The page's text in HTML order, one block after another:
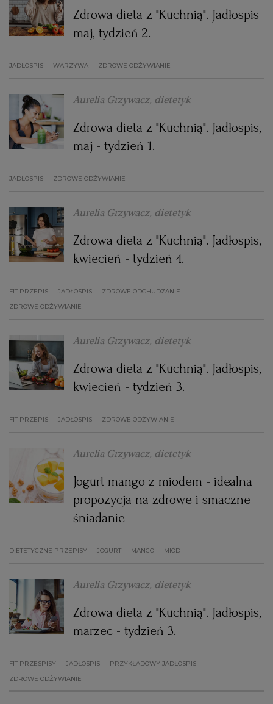
Zdrowa dieta z "Kuchnią". Jadłospis
maj, tydzień 2.
JADŁOSPIS WARZYWA ZDROWE ODŻYWIANIE
Aurelia Grzywacz, dietetyk
Zdrowa dieta z "Kuchnią". Jadłospis,
maj - tydzień 1.
JADŁOSPIS ZDROWE ODŻYWIANIE
Aurelia Grzywacz, dietetyk
Zdrowa dieta z "Kuchnią". Jadłospis,
kwiecień - tydzień 4.
FIT PRZEPIS JADŁOSPIS
ZDROWE ODCHUDZANIE
ZDROWE ODŻYWIANIE
Aurelia Grzywacz, dietetyk
Zdrowa dieta z "Kuchnią". Jadłospis,
kwiecień - tydzień 3.
FIT PRZEPIS JADŁOSPIS ZDROWE ODŻYWIANIE
Aurelia Grzywacz, dietetyk
Jogurt mango z miodem - idealna
propozycja na zdrowe i smaczne
śniadanie
DIETETYCZNE PRZEPISY JOGURT MANGO MIÓD
Aurelia Grzywacz, dietetyk
Zdrowa dieta z "Kuchnią". Jadłospis,
marzec - tydzień 3.
FIT PRZESPISY JADŁOSPIS
PRZYKŁADOWY JADŁOSPIS
ZDROWE ODŻYWIANIE